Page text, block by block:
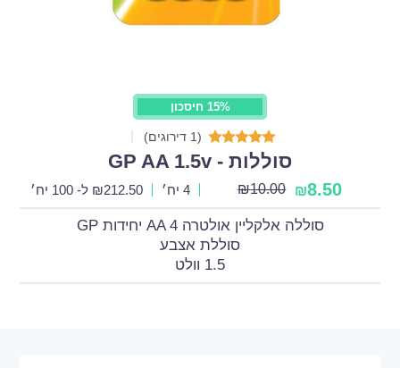
15% חיסכון
(1 דירוגים)
סוללות - GP AA 1.5v
₪8.50
₪10.00 4 יח׳ ₪212.50 ל- 100 יח׳
סוללה אלקליין אולטרה AA 4 יחידות GP
סוללת אצבע
1.5 וולט